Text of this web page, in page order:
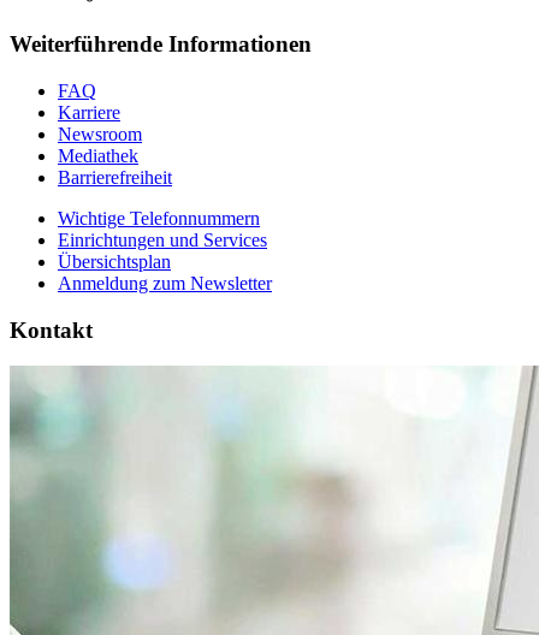
Weiterführende Informationen
FAQ
Karriere
Newsroom
Mediathek
Barrierefreiheit
Wichtige Telefonnummern
Einrichtungen und Services
Übersichtsplan
Anmeldung zum Newsletter
Kontakt